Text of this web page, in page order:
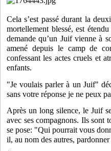
Cela s’est passé durant la
mortellement blessé, est
demande qu’un Juif vienne à
amené depuis le camp de
confessant les actes cruels et
enfants.
"Je voulais parler à un Juif"
sans votre réponse je ne peux
Après un long silence, le Juif
avec ses compagnons. Ils sont
se pose: "Qui pourrait vous
il, au nom des autres,